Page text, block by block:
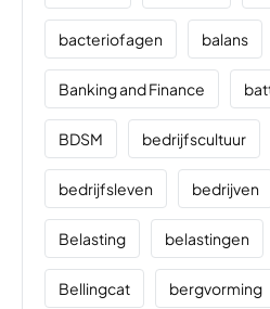
bacteriofagen balans
Banking and Finance
BDSM bedrijfscultuur
bedrijfsleven bedrijven
Belasting belastingen
Bellingcat bergvorming